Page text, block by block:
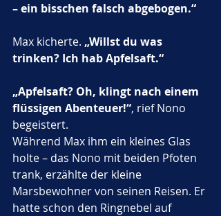
– ein bisschen falsch abgebogen.“
Max kicherte. „Willst du was
trinken? Ich hab Apfelsaft.“
„Apfelsaft? Oh, klingt nach einem
flüssigen Abenteuer!“, rief Nono
begeistert.
Während Max ihm ein kleines Glas
holte – das Nono mit beiden Pfoten
trank, erzählte der kleine
Marsbewohner von seinen Reisen. Er
hatte schon den Ringnebel auf